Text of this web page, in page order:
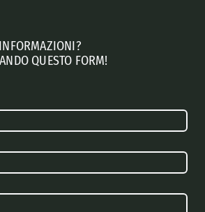
QUESTO FORM!